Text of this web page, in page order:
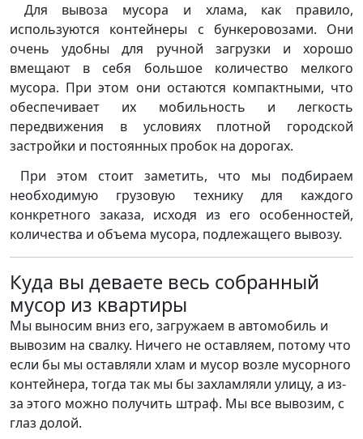
Для вывоза мусора и хлама, как правило,
используются контейнеры с бункеровозами. Они
очень удобны для ручной загрузки и хорошо
вмещают в себя большое количество мелкого
мусора. При этом они остаются компактными, что
обеспечивает их мобильность и легкость
передвижения в условиях плотной городской
застройки и постоянных пробок на дорогах.
При этом стоит заметить, что мы подбираем
необходимую грузовую технику для каждого
конкретного заказа, исходя из его особенностей,
количества и объема мусора, подлежащего вывозу.
Куда вы деваете весь собранный
мусор из квартиры
Мы выносим вниз его, загружаем в автомобиль и
вывозим на свалку. Ничего не оставляем, потому что
если бы мы оставляли хлам и мусор возле мусорного
контейнера, тогда так мы бы захламляли улицу, а из-
за этого можно получить штраф. Мы все вывозим, с
глаз долой.